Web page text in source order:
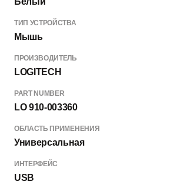
ТИП УСТРОЙСТВА
Мышь
ПРОИЗВОДИТЕЛЬ
LOGITECH
PART NUMBER
LO 910-003360
ОБЛАСТЬ ПРИМЕНЕНИЯ
Универсальная
ИНТЕРФЕЙС
USB